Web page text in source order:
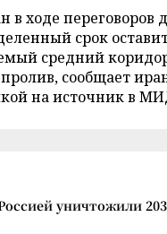
в ходе переговоров
срок
средний
сообщает
на источник в
уничтожили